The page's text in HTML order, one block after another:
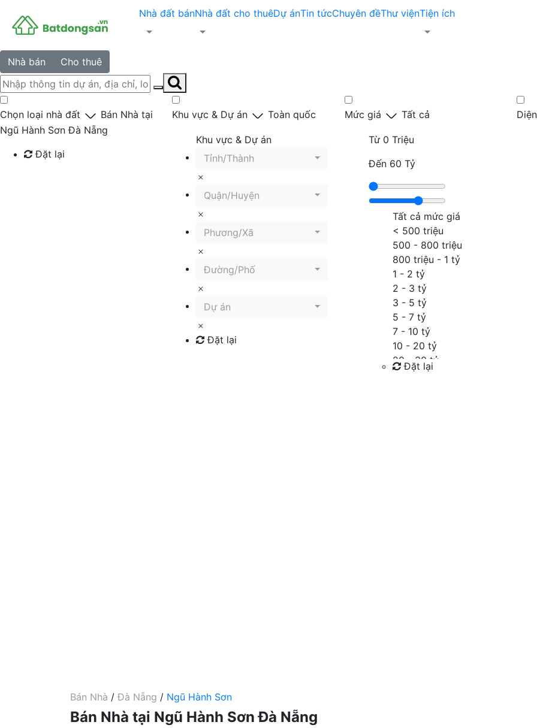
Nhà đất bánNhà đất cho thuêDự ánTin tứcChuyên đềThư việnTiện ích
Nhà bán Cho thuê
Chọn loại nhà đất
Bán Nhà tại
Ngũ Hành Sơn Đà Nẵng
Đặt lại
Khu vực & Dự án Toàn quốc
Khu vực & Dự án
Tỉnh/Thành
Quận/Huyện
Phương/Xã
Đường/Phố
Dự án
Đặt lại
Mức giá Tất cả
Từ 0 Triệu
Đến 60 Tỷ
Tất cả mức giá
< 500 triệu
500 - 800 triệu
800 triệu - 1 tỷ
1 - 2 tỷ
2 - 3 tỷ
3 - 5 tỷ
5 - 7 tỷ
7 - 10 tỷ
10 - 20 tỷ
20 - 30 tỷ
30 - 40 tỷ
Đặt lại
Bán Nhà / Đà Nẵng / Ngũ Hành Sơn
Bán Nhà tại Ngũ Hành Sơn Đà Nẵng